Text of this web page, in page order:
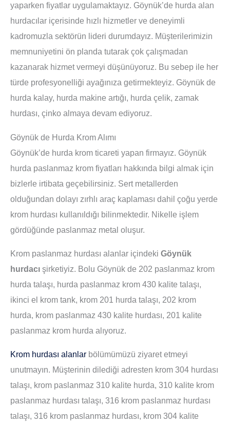
yaparken fiyatlar uygulamaktayız. Göynük’de hurda alan
hurdacılar içerisinde hızlı hizmetler ve deneyimli
kadromuzla sektörün lideri durumdayız. Müşterilerimizin
memnuniyetini ön planda tutarak çok çalışmadan
kazanarak hizmet vermeyi düşünüyoruz. Bu sebep ile her
türde profesyonelliği ayağınıza getirmekteyiz. Göynük de
hurda kalay, hurda makine artığı, hurda çelik, zamak
hurdası, çinko almaya devam ediyoruz.
Göynük de Hurda Krom Alımı
Göynük’de hurda krom ticareti yapan firmayız. Göynük
hurda paslanmaz krom fiyatları hakkında bilgi almak için
bizlerle irtibata geçebilirsiniz. Sert metallerden
olduğundan dolayı zırhlı araç kaplaması dahil çoğu yerde
krom hurdası kullanıldığı bilinmektedir. Nikelle işlem
gördüğünde paslanmaz metal oluşur.
Krom paslanmaz hurdası alanlar içindeki Göynük
hurdacı şirketiyiz. Bolu Göynük de 202 paslanmaz krom
hurda talaşı, hurda paslanmaz krom 430 kalite talaşı,
ikinci el krom tank, krom 201 hurda talaşı, 202 krom
hurda, krom paslanmaz 430 kalite hurdası, 201 kalite
paslanmaz krom hurda alıyoruz.
Krom hurdası alanlar bölümümüzü ziyaret etmeyi
unutmayın. Müşterinin dilediği adresten krom 304 hurdası
talaşı, krom paslanmaz 310 kalite hurda, 310 kalite krom
paslanmaz hurdası talaşı, 316 krom paslanmaz hurdası
talaşı, 316 krom paslanmaz hurdası, krom 304 kalite